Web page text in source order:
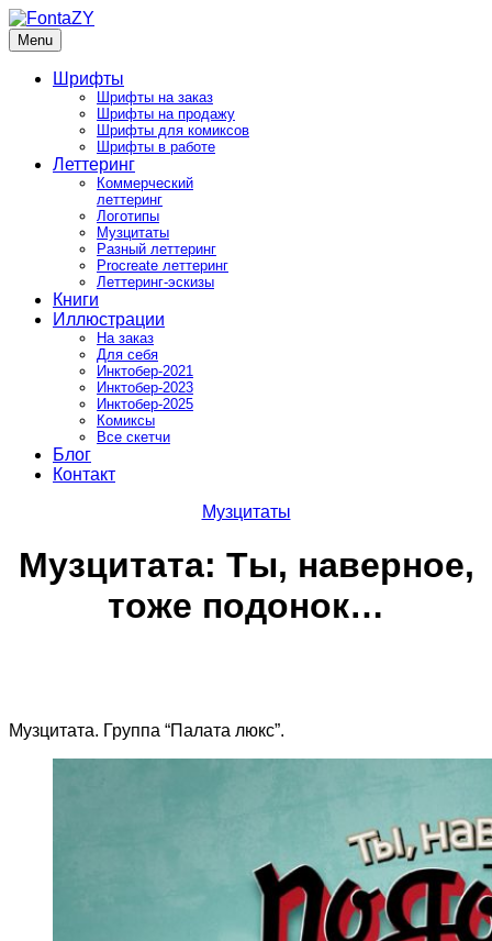
Skip
to
content
FontaZY
Fonts and pictures by Zakhar Yaschin
Menu
Шрифты
Шрифты на заказ
Шрифты на продажу
Шрифты для комиксов
Шрифты в работе
Леттеринг
Коммерческий
леттеринг
Логотипы
Музцитаты
Разный леттеринг
Procreate леттеринг
Леттеринг-эскизы
Книги
Иллюстрации
На заказ
Для себя
Инктобер-2021
Инктобер-2023
Инктобер-2025
Комиксы
Все скетчи
Блог
Контакт
Музцитаты
Музцитата: Ты, наверное,
тоже подонок…
Музцитата. Группа “Палата люкс”.